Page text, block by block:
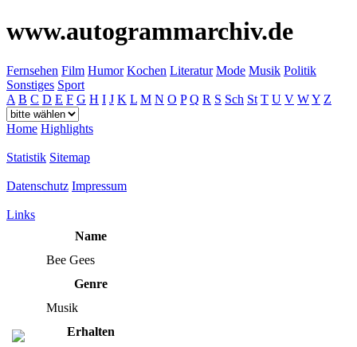
www.autogrammarchiv.de
Fernsehen Film Humor Kochen Literatur Mode Musik Politik
Sonstiges Sport
A B C D E F G H I J K L M N O P Q R S Sch St T U V WY Z
Home Highlights
Statistik Sitemap
Datenschutz Impressum
Links
Name
Bee Gees
Genre
Musik
Erhalten